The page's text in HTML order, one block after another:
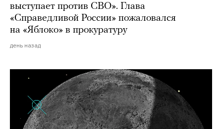
выступает против СВО». Глава
«Справедливой России» пожаловался
на «Яблоко» в прокуратуру
день назад